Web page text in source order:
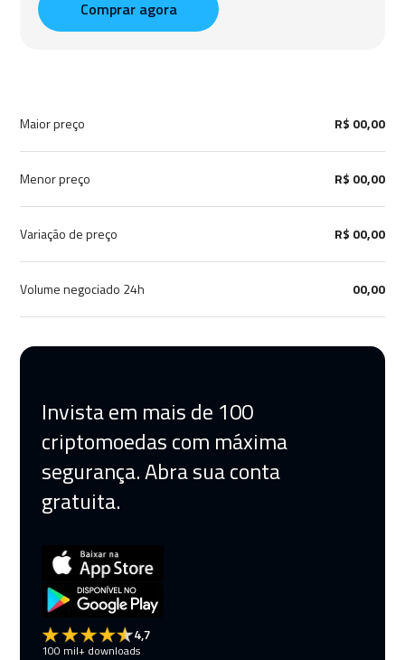
Comprar agora
Maior preço R$ 00,00
Menor preço R$ 00,00
Variação de preço R$ 00,00
Volume negociado 24h 00,00
Invista em mais de 100
criptomoedas com máxima
segurança. Abra sua conta
gratuita.
4,7
100 mil+ downloads